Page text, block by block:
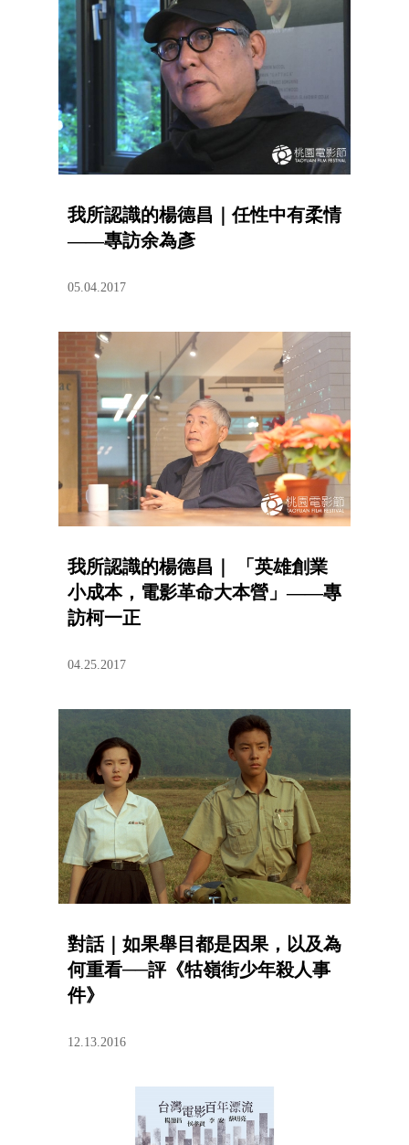
我所認識的楊德昌｜任性中有柔情
——專訪余為彥
05.04.2017
我所認識的楊德昌｜ 「英雄創業
小成本，電影革命大本營」——專
訪柯一正
04.25.2017
對話｜如果舉目都是因果，以及為
何重看──評《牯嶺街少年殺人事
件》
12.13.2016